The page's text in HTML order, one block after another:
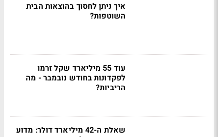
איך ניתן לחסוך בהוצאות הבית
השוטפות?
עוד 55 מיליארד שקל זרמו
לפקדונות בחודש נובמבר - מה
הריביות?
שאלת ה-42 מיליארד דולר: מדוע